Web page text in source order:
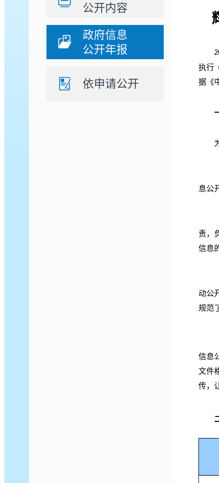
公开内容
政府信息
公开年报
依申请公开
执行
据《
息公
责，
信息
动公
规范
信息
文件
传，